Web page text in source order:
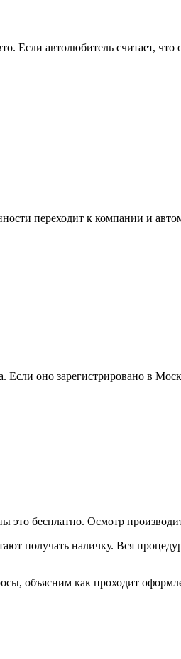
Если автолюбитель считает,
переходит к компании и
оно зарегистрировано в
бесплатно. Осмотр
получать наличку. Вся
объясним как проходит